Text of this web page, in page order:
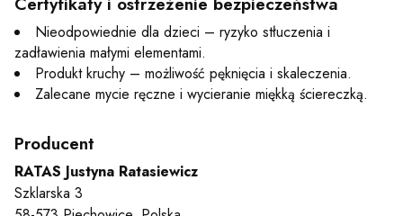
Nieodpowiednie dla dzieci – ryzyko stłuczenia i
zadławienia małymi elementami.
Produkt kruchy – możliwość pęknięcia i skaleczenia.
Zalecane mycie ręczne i wycieranie miękką ściereczką.
Producent
RATAS Justyna Ratasiewicz
Szklarska 3